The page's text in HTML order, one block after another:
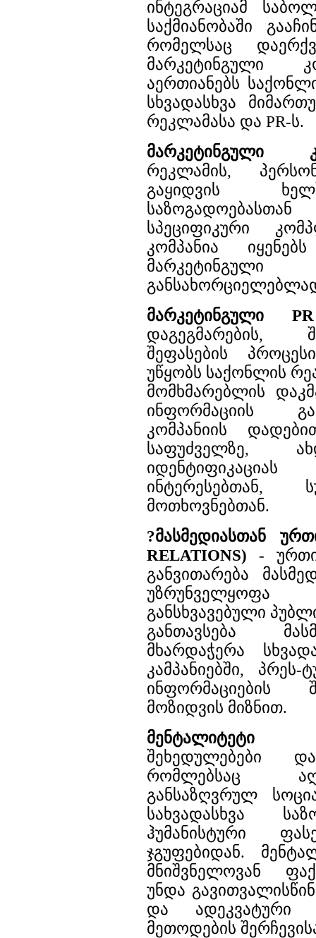
ინტეგრაციამ
საქმიანობაში
რომელსაც
მარკეტინგული
აერთიანებს
სხვადასხვა
რეკლამასა და PR-ს.
მარკეტინგული
რეკლამის,
გაყიდვის
სპეციფიკური
კომპანია
მარკეტინგული
დაგეგმარების,
შეფასების
უწყობს საქონლის
მომხმარებლის
ინფორმაციის
კომპანიის
საფუძველზე,
ინტერესებთან,
მოთხოვნებთან.
?მასმედიასთან
RELATIONS) -
განვითარება
უზრუნველყოფა
განსხვავებული
განთავსება
მხარდაჭერა
კამპანიებში, პრეს-
ინფორმაციების
მოზიდვის მიზნით.
მენტალიტეტი
შეხედულებები
რომლებსაც
განსაზღვრულ
სახვადასხვა
ჰუმანისტური
ჯგუფებიდან.
მნიშვნელოვან
უნდა
და ადეკვატური
მეთოდების